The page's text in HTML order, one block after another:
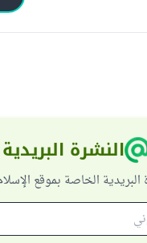
النشرة البريدية
البريدية الخاصة بموقع